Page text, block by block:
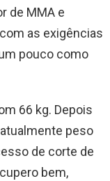
de MMA e
as exigências
pouco como
66 kg. Depois
peso
de corte de
bem,